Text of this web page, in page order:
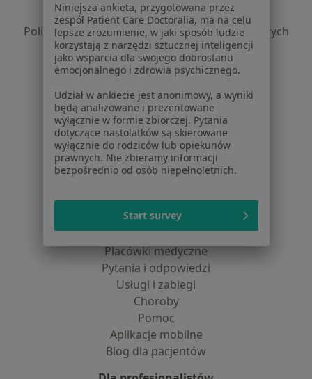
Polityka prywatności profesjonalistów
Polityka prywatności dla profesjonalistów, których
dane pozyskaliśmy samodzielnie
Polityka cookies
Jak działają wyniki wyszukiwania
Dostępność
O nas
Praca Rekrutujemy!
Partnerzy
Centrum prasowe
Kontakt
Lekarze
Placówki medyczne
Pytania i odpowiedzi
Usługi i zabiegi
Choroby
Pomoc
Aplikacje mobilne
Blog dla pacjentów
Niniejsza ankieta, przygotowana przez
zespół Patient Care Doctoralia, ma na celu
lepsze zrozumienie, w jaki sposób ludzie
korzystają z narzędzi sztucznej inteligencji
jako wsparcia dla swojego dobrostanu
emocjonalnego i zdrowia psychicznego.
Udział w ankiecie jest anonimowy, a wyniki
będą analizowane i prezentowane
wyłącznie w formie zbiorczej. Pytania
dotyczące nastolatków są skierowane
wyłącznie do rodziców lub opiekunów
prawnych. Nie zbieramy informacji
bezpośrednio od osób niepełnoletnich.
Start survey